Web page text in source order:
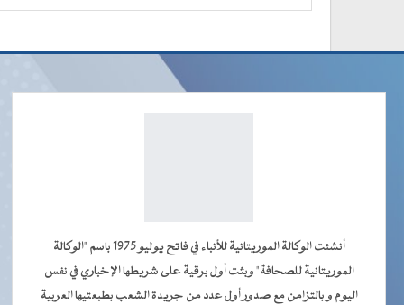
أنشئت الوكالة الموريتانية للأنباء في فاتح يوليو 1975 باسم "الوكالة
الموريتانية للصحافة" وبثت أول برقية على شريطها الإخباري في نفس
اليوم و بالتزامن مع صدور أول عدد من جريدة الشعب بطبعتيها العربية